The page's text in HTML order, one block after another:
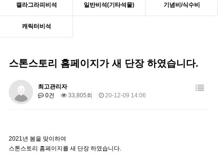
캘라그라피비석 일반비석(기타석물) 기념비/식수비
캐릭터비석
스톤스토리 홈페이지가 새 단장 하였습니다.
최고관리자
0건
33,805회 20-12-09 14:06
2021년 봄을 맞이하여
스톤스토리 홈페이지를 새 단장 하였습니다.